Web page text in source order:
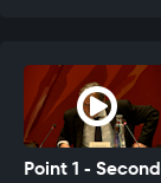
Point 1 -